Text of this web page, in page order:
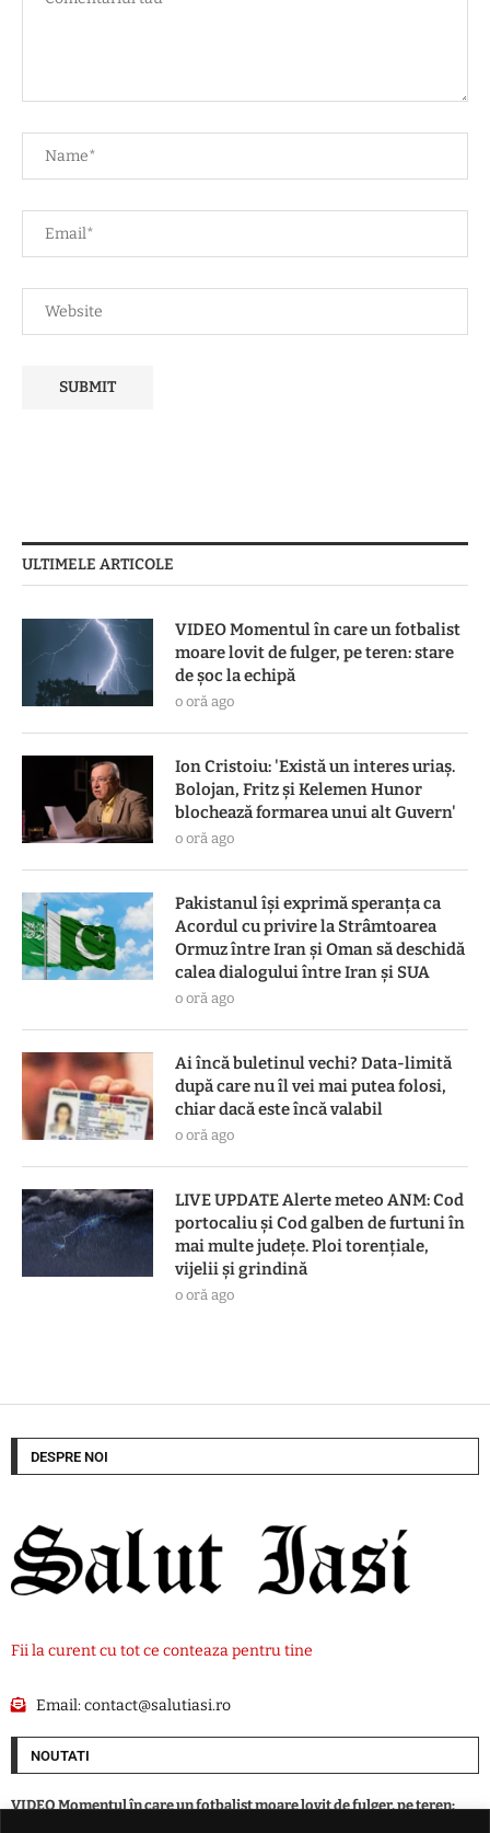
ULTIMELE ARTICOLE
VIDEO Momentul în care un fotbalist
moare lovit de fulger, pe teren: stare
de șoc la echipă
o oră ago
Ion Cristoiu: 'Există un interes uriaș.
Bolojan, Fritz și Kelemen Hunor
blochează formarea unui alt Guvern'
o oră ago
Pakistanul îşi exprimă speranţa ca
Acordul cu privire la Strâmtoarea
Ormuz între Iran şi Oman să deschidă
calea dialogului între Iran şi SUA
o oră ago
Ai încă buletinul vechi? Data-limită
după care nu îl vei mai putea folosi,
chiar dacă este încă valabil
o oră ago
LIVE UPDATE Alerte meteo ANM: Cod
portocaliu și Cod galben de furtuni în
mai multe județe. Ploi torențiale,
vijelii și grindină
o oră ago
DESPRE NOI
Fii la curent cu tot ce conteaza pentru tine
Email:contact@salutiasi.ro
NOUTATI
VIDEO Momentul în care un fotbalist moare lovit de fulger, pe teren: